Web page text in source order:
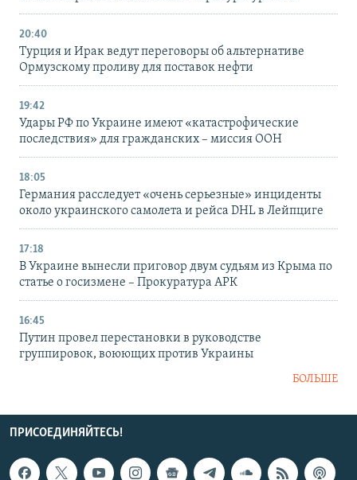
20:40
Турция и Ирак ведут переговоры об альтернативе
Ормузскому проливу для поставок нефти
19:42
Удары РФ по Украине имеют «катастрофические
последствия» для гражданских – миссия ООН
18:05
Германия расследует «очень серьезные» инциденты
около украинского самолета и рейса DHL в Лейпциге
17:18
В Украине вынесли приговор двум судьям из Крыма по
статье о госизмене – Прокуратура АРК
16:45
Путин провел перестановки в руководстве
группировок, воюющих против Украины
БОЛЬШЕ
ПРИСОЕДИНЯЙТЕСЬ!